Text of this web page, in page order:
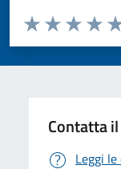
Valuta da 1 a 5 stelle
Valuta 3
Valuta 2
Valuta 1 stelle su
Contatta
Leggi